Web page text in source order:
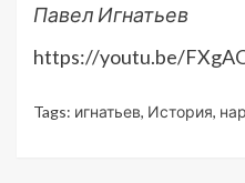
Павел Игнатьев
https://youtu.be/
Tags: игнатьев, История,